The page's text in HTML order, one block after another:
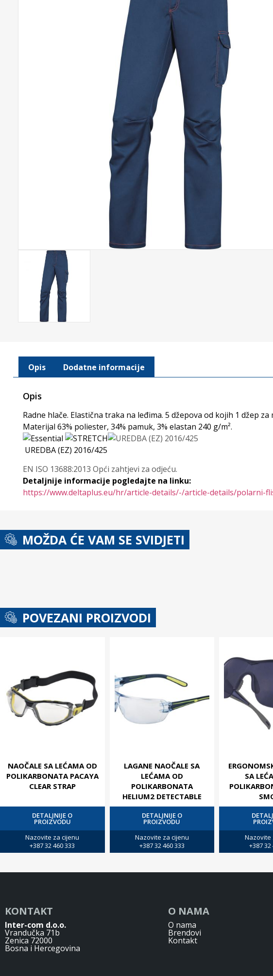
Opis Dodatne informacije
Opis
Radne hlače. Elastična traka na leđima. 5 džepova od kojih 1 džep za
Materijal 63% poliester, 34% pamuk, 3% elastan 240 g/m².
UREDBA (EZ) 2016/425
EN ISO 13688:2013 Opći zahtjevi za odjeću.
Detaljnije informacije pogledajte na linku:
https://www.deltaplus.eu/hr/article-details/-/article-details/polarni-
MOŽDA ĆE VAM SE SVIDJETI
POVEZANI PROIZVODI
NAOČALE SA LEĆAMA OD
POLIKARBONATA PACAYA
CLEAR STRAP
DETALJNIJE O
PROIZVODU
Nazovite za cijenu
+387 32 460 333
LAGANE NAOČALE SA
LEĆAMA OD
POLIKARBONATA
HELIUM2 DETECTABLE
DETALJNIJE O
PROIZVODU
Nazovite za cijenu
+387 32 460 333
SA
Nazovite
+387 32
KONTAKT
Inter-com d.o.o.
Vrandučka 71b
Zenica 72000
Bosna i Hercegovina
O NAMA
O nama
Brendovi
Kontakt